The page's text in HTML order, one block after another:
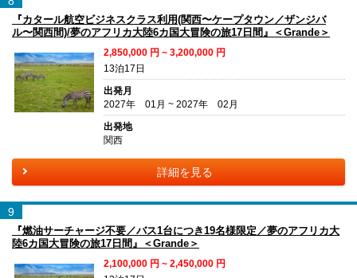
『カタール航空ビジネスクラス利用(関西〜ケープタウン／ザンジバ
ル〜関西間)/夢のアフリカ大陸6カ国大冒険の旅17日間』＜Grande＞
2,850,000 円 ~ 3,200,000 円
13泊17日
出発月
2027年 01月 ~ 2027年 02月
出発地
関西
詳細を見る
9
『燃油サーチャージ不要／バス1台につき19名様限定／夢のアフリカ大
陸6カ国大冒険の旅17日間』＜Grande＞
2,100,000 円 ~ 2,450,000 円